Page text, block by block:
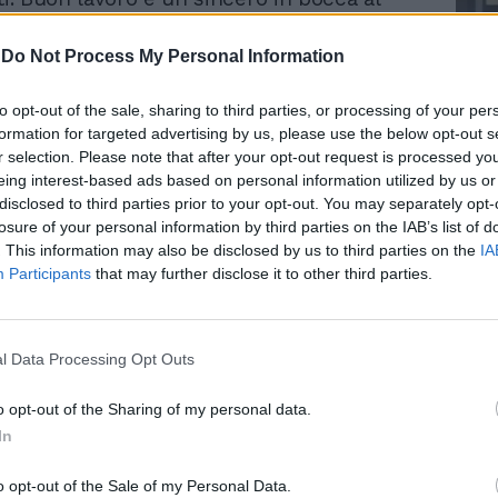
Do Not Process My Personal Information
opt-out of the sale, sharing to third parties, or processing of your
for targeted advertising by us, please use the below opt-out
selection. Please note that after your opt-out request is processed
interest-based ads based on personal information utilized by us
to third parties prior to your opt-out. You may separately
of your personal information by third parties on the IAB’s list of
This information may also be disclosed by us to third parties on the
Participants that may further disclose it to other third parties.
Data Processing Opt Outs
opt-out of the Sharing of my personal data.
opt-out of the Sale of my Personal Data.
auspicio che è obbligatorio rivolgere
della panchina, oggi al primo esame
oggetto di studio da parte
Parole non banali, quelle del tecnico
dalle quali è emerso, con il
qualche rivolgimento nello staff delegato
atletica, un nostalgico pensiero
più bella di questi ultimi anni. Luciano
un punto di riferimento, in un
secondo auspici dovrebbe comunque
nel tardo pomeriggio del Dall'Ara, però
cancellazione dei fuori ruolo, dei
a improvvisare e a rimediare in
gerarchia dei portieri, Doni in prima fila
Rudy Giuliani a Come States?
Trump, Meloni e la strategia
americana